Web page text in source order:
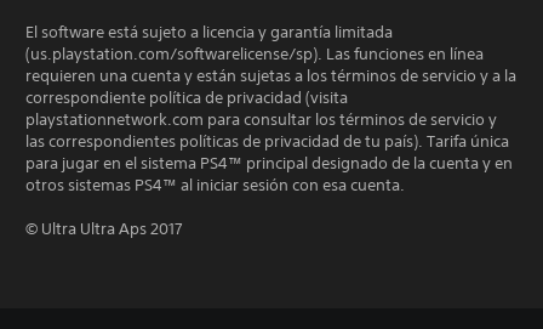
El software está sujeto a licencia y garantía limitada
(us.playstation.com/softwarelicense/sp). Las funciones en línea
requieren una cuenta y están sujetas a los términos de servicio y a la
correspondiente política de privacidad (visita
playstationnetwork.com para consultar los términos de servicio y
las correspondientes políticas de privacidad de tu país). Tarifa única
para jugar en el sistema PS4™ principal designado de la cuenta y en
otros sistemas PS4™ al iniciar sesión con esa cuenta.
© Ultra Ultra Aps 2017